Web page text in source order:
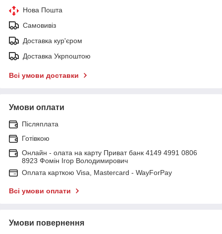
Нова Пошта
Самовивіз
Доставка кур'єром
Доставка Укрпоштою
Всі умови доставки
Умови оплати
Післяплата
Готівкою
Онлайн - олата на карту Приват банк 4149 4991 0806
8923 Фомін Ігор Володимирович
Оплата карткою Visa, Mastercard - WayForPay
Всі умови оплати
Умови повернення